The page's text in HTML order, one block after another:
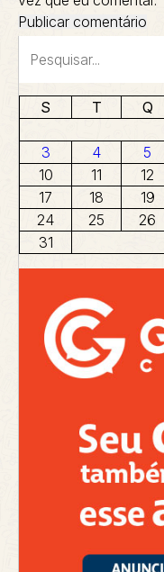
S T Q
3
4 5
10
11 12
17
18 19
24
25 26
31